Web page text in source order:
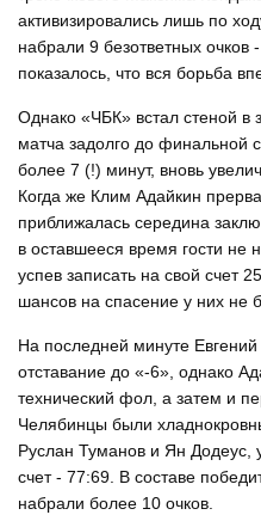
активизировались лишь по
набрали 9 безответных очков
показалось, что вся борьба
Однако «ЧБК» встал стеной в
матча задолго до финальной
более 7 (!) минут, вновь
Когда же Клим Адайкин
приближалась середина
в оставшееся время гости не
успев записать на свой счет
шансов на спасение у них не
На последней минуте
отставание до «-6», однако
технический фол, а затем и
Челябинцы были
Руслан Туманов и Ян Додеус,
счет - 77:69. В составе
набрали более 10 очков.